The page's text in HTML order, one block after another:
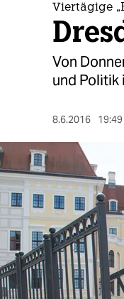
Viertägige
Von
und Politik
8.6.2016